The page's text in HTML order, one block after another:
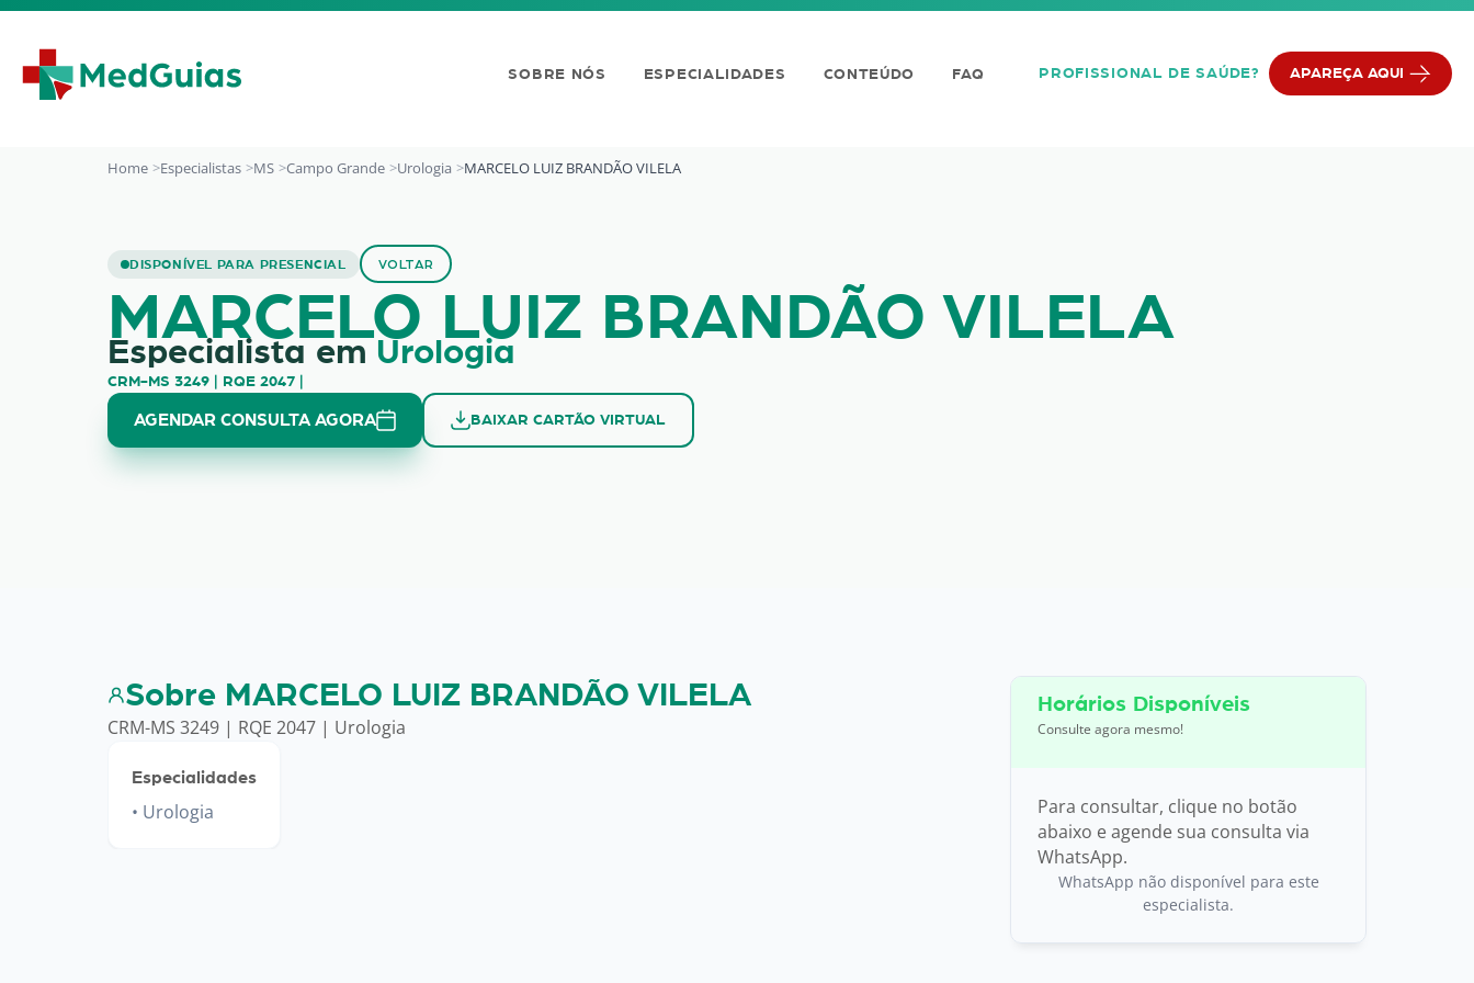
Ir para o conteúdo
SOBRE NÓS ESPECIALIDADES CONTEÚDO FAQ PROFISSIONAL DE SAÚDE? APAREÇA AQUI
Home Especialistas MS Campo Grande Urologia MARCELO LUIZ BRANDÃO VILELA
DISPONÍVEL PARA PRESENCIAL VOLTAR
MARCELO LUIZ BRANDÃO VILELA
MARCELO LUIZ BRANDÃO VILELA
Especialista em Urologia
CRM-MS 3249 | RQE 2047 |
AGENDAR CONSULTA AGORA BAIXAR CARTÃO VIRTUAL
Sobre MARCELO LUIZ BRANDÃO VILELA
CRM-MS 3249 | RQE 2047 | Urologia
Especialidades
Urologia
Horários Disponíveis
Consulte agora mesmo!
Para consultar, clique no botão
abaixo e agende sua consulta via
WhatsApp.
WhatsApp não disponível para este
especialista.